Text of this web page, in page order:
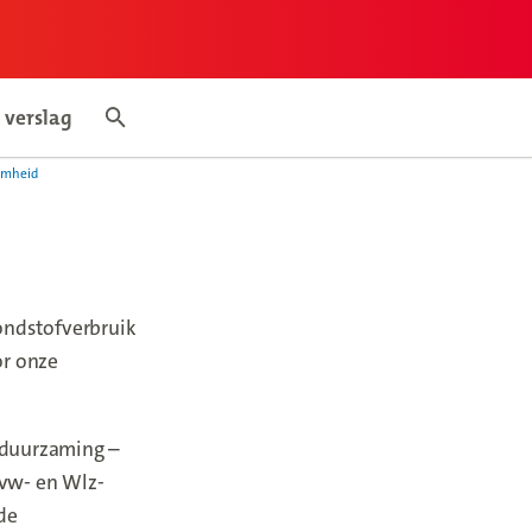
Search articles
onze
–
en Wlz-